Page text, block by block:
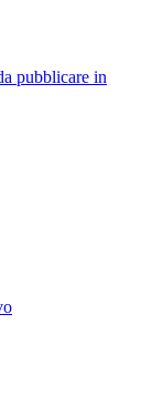
pubblicare in